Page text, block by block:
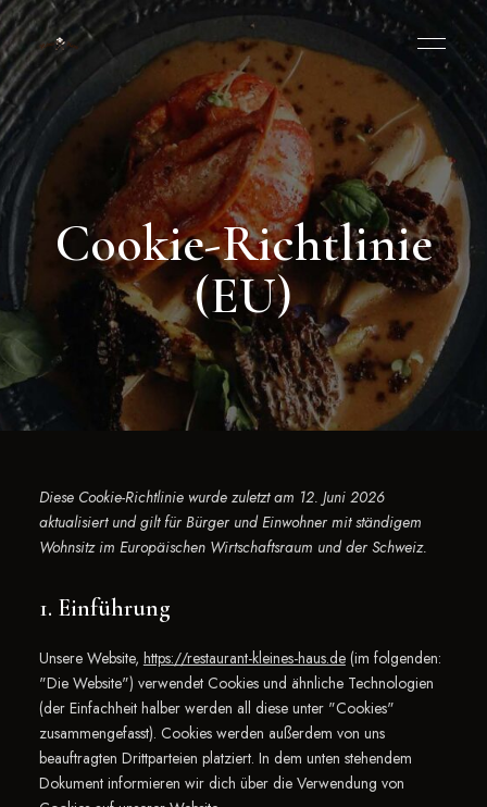
Cookie-Richtlinie
(EU)
Diese Cookie-Richtlinie wurde zuletzt am 12. Juni 2026
aktualisiert und gilt für Bürger und Einwohner mit ständigem
Wohnsitz im Europäischen Wirtschaftsraum und der Schweiz.
1. Einführung
Unsere Website, https://restaurant-kleines-haus.de(im folgenden:
"Die Website") verwendet Cookies und ähnliche Technologien
(der Einfachheit halber werden all diese unter "Cookies"
zusammengefasst). Cookies werden außerdem von uns
beauftragten Drittparteien platziert. In dem unten stehendem
Dokument informieren wir dich über die Verwendung von